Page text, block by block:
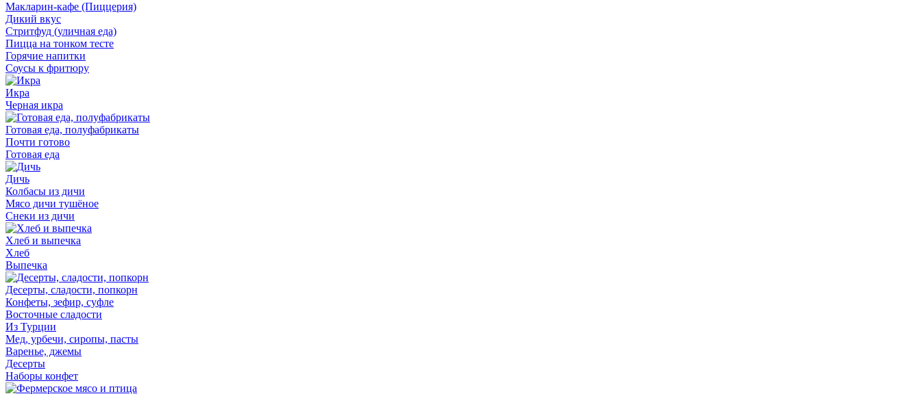
Макларин-кафе (Пиццерия)
Дикий вкус
Стритфуд (уличная еда)
Пицца на тонком тесте
Горячие напитки
Соусы к фритюру
Икра
Черная икра
Готовая еда, полуфабрикаты
Почти готово
Готовая еда
Дичь
Колбасы из дичи
Мясо дичи тушёное
Снеки из дичи
Хлеб и выпечка
Хлеб
Выпечка
Десерты, сладости, попкорн
Конфеты, зефир, суфле
Восточные сладости
Из Турции
Мед, урбечи, сиропы, пасты
Варенье, джемы
Десерты
Наборы конфет